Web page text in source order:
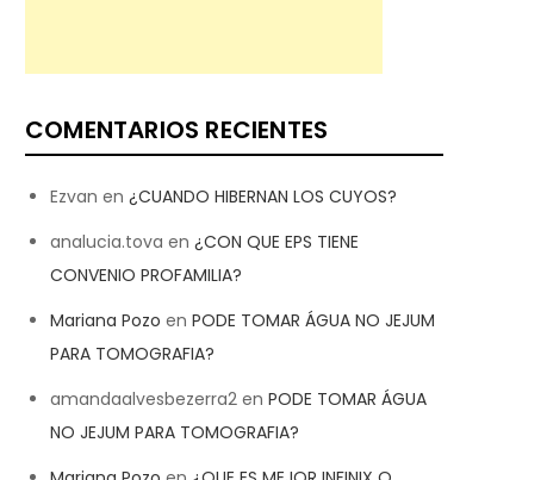
COMENTARIOS RECIENTES
Ezvan en ¿CUANDO HIBERNAN LOS CUYOS?
analucia.tova en ¿CON QUE EPS TIENE
CONVENIO PROFAMILIA?
Mariana Pozo en PODE TOMAR ÁGUA NO JEJUM
PARA TOMOGRAFIA?
amandaalvesbezerra2 en PODE TOMAR ÁGUA
NO JEJUM PARA TOMOGRAFIA?